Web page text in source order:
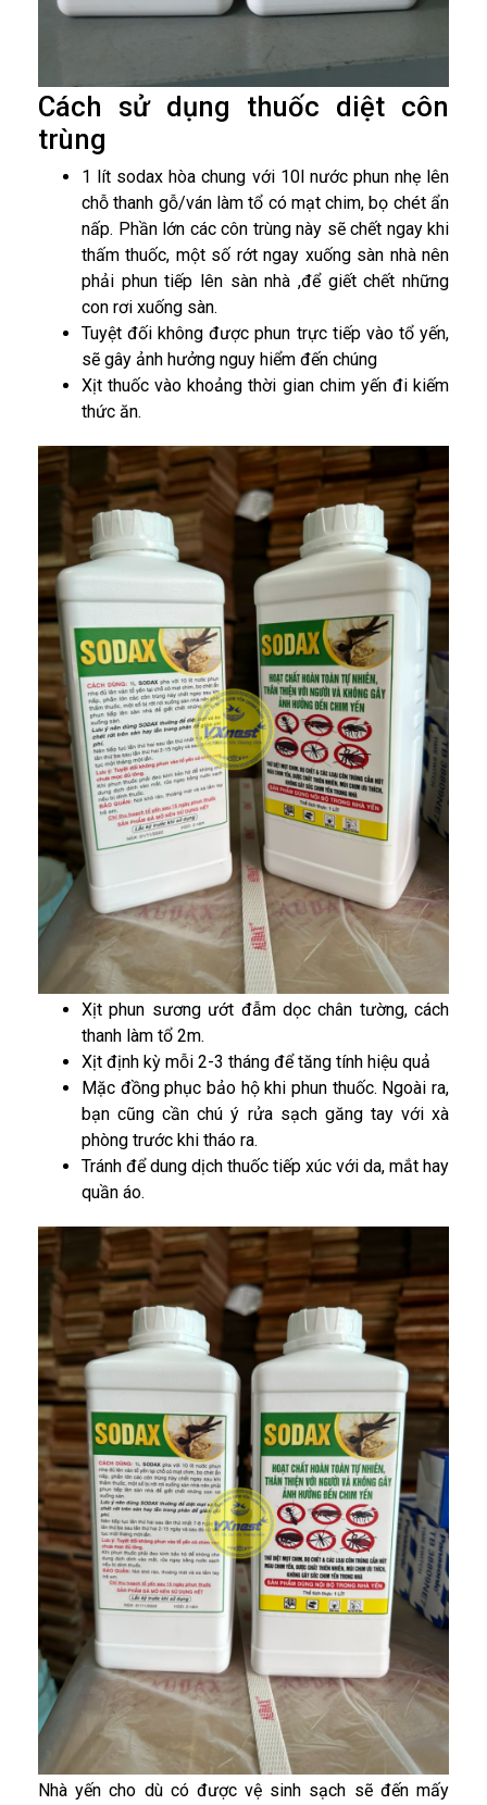
Cách sử dụng thuốc diệt côn
trùng
1 lít sodax hòa chung với 10l nước phun nhẹ lên
chỗ thanh gỗ/ván làm tổ có mạt chim, bọ chét ẩn
nấp. Phần lớn các côn trùng này sẽ chết ngay khi
thấm thuốc, một số rớt ngay xuống sàn nhà nên
phải phun tiếp lên sàn nhà ,để giết chết những
con rơi xuống sàn.
Tuyệt đối không được phun trực tiếp vào tổ yến,
sẽ gây ảnh hưởng nguy hiểm đến chúng
Xịt thuốc vào khoảng thời gian chim yến đi kiếm
thức ăn.
Xịt phun sương ướt đẫm dọc chân tường, cách
thanh làm tổ 2m.
Xịt định kỳ mỗi 2-3 tháng để tăng tính hiệu quả
Mặc đồng phục bảo hộ khi phun thuốc. Ngoài ra,
bạn cũng cần chú ý rửa sạch găng tay với xà
phòng trước khi tháo ra.
Tránh để dung dịch thuốc tiếp xúc với da, mắt hay
quần áo.
Nhà yến cho dù có được vệ sinh sạch sẽ đến mấy